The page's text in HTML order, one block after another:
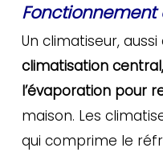
Fonctionnement
Un climatiseur,
climatisation central,
l’évaporation pour
maison. Les
qui comprime le